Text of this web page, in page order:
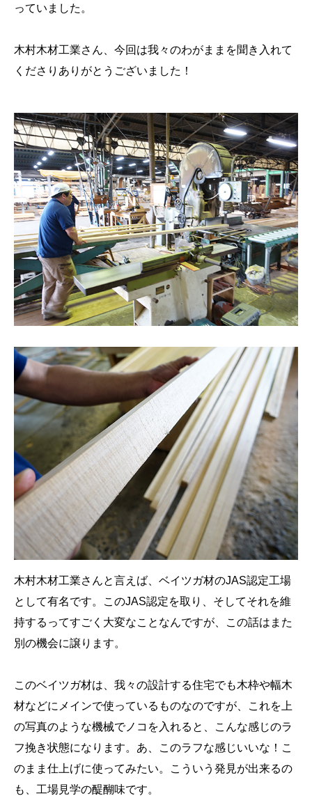
っていました。
木村木材工業さん、今回は我々のわがままを聞き入れて
くださりありがとうございました！
木村木材工業さんと言えば、ベイツガ材のJAS認定工場
として有名です。このJAS認定を取り、そしてそれを維
持するってすごく大変なことなんですが、この話はまた
別の機会に譲ります。
このベイツガ材は、我々の設計する住宅でも木枠や幅木
材などにメインで使っているものなのですが、これを上
の写真のような機械でノコを入れると、こんな感じのラ
フ挽き状態になります。あ、このラフな感じいいな！こ
のまま仕上げに使ってみたい。こういう発見が出来るの
も、工場見学の醍醐味です。